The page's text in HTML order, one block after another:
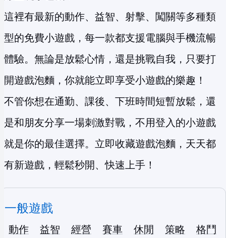
這裡有最新的動作、益智、射擊、闖關等多種類
型的免費小遊戲，每一款都支援電腦與手機流暢
體驗。無論是放鬆心情，還是挑戰自我，只要打
開遊戲泡麵，你就能立即享受小遊戲的樂趣！
不管你想在通勤、課後、下班時間短暫放鬆，還
是和朋友分享一場刺激對戰，不用登入的小遊戲
就是你的最佳選擇。立即收藏遊戲泡麵，天天都
有新遊戲，輕鬆秒開、快速上手！
一般遊戲
動作 益智 經營 賽車 休閒 策略
格鬥